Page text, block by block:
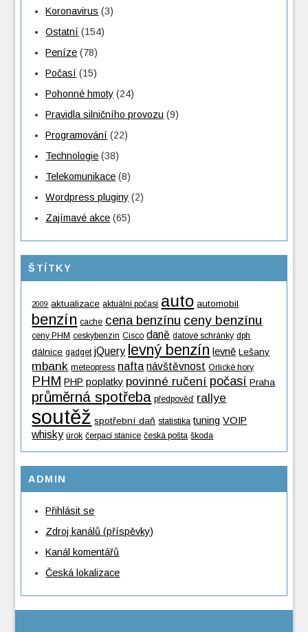
Koronavirus (3)
Ostatní (154)
Peníze (78)
Počasí (15)
Pohonné hmoty (24)
Pravidla silničního provozu (9)
Programování (22)
Technologie (38)
Telekomunikace (8)
Wordpress pluginy (2)
Zajímavé akce (65)
ŠTÍTKY
2009 aktualizace aktuální počasí auto automobil
benzín cache cena benzínu ceny benzínu
ceny PHM ceskybenzin Cisco daně datové schránky dph
dálnice gadget jQuery levný benzín levně Lešany
mbank meteopress nafta návštěvnost Orlické hory
PHM PHP poplatky povinné ručení počasí Praha
průměrná spotřeba předpověď rallye
soutěž spotřební daň statistika tuning VOIP
whisky úrok čerpací stanice česká pošta škoda
ADMIN
Přihlásit se
Zdroj kanálů (příspěvky)
Kanál komentářů
Česká lokalizace